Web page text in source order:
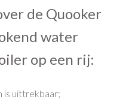
de Quooker
water
op een rij:
is uittrekbaar;